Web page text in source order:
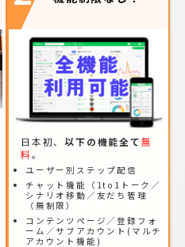
日本初、以下の機能全て無
料。
ユーザー別ステップ配信
チャット機能（1to1トーク／
シナリオ移動／友だち管理
（無制限）
コンテンツページ／登録フォ
ーム／サブアカウント(マルチ
アカウント機能)